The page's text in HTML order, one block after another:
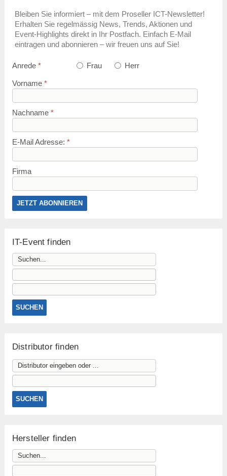
Bleiben Sie informiert – mit dem Proseller ICT-Newsletter!
Erhalten Sie regelmässig News, Trends, Aktionen und
Event-Highlights direkt in Ihr Postfach. Einfach E-Mail
eintragen und abonnieren – wir freuen uns auf Sie!
Anrede * Frau Herr
Vorname *
Nachname *
E-Mail Adresse: *
Firma
IT-Event finden
Distributor finden
Hersteller finden